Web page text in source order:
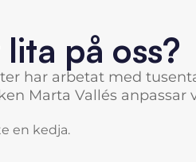
på oss?
har arbetat med
Marta Vallés anpassar
en kedja.